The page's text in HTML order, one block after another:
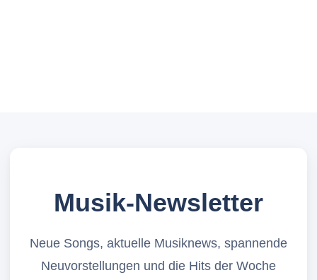
Musik-Newsletter
Neue Songs, aktuelle Musiknews, spannende
Neuvorstellungen und die Hits der Woche